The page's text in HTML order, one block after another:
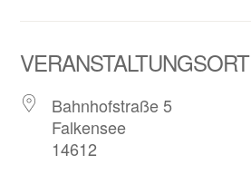
VERANSTALTUNGSORT
Bahnhofstraße 5
Falkensee
14612